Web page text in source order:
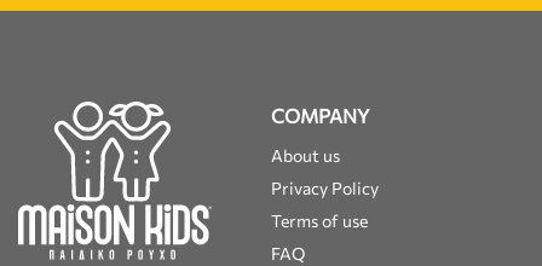
COMPANY
About us
Privacy Policy
Terms of use
FAQ